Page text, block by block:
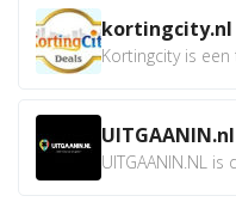
kortingcity.nl
UITGAANIN.nl